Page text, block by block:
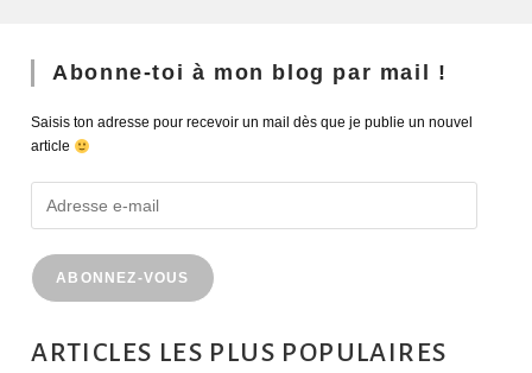
Abonne-toi à mon blog par mail !
Saisis ton adresse pour recevoir un mail dès que je publie un nouvel
article
ABONNEZ-VOUS
ARTICLES LES PLUS POPULAIRES